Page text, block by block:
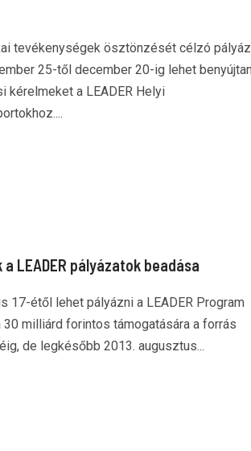
tevékenységek ösztönzését célzó
25-től december 20-ig lehet
kérelmeket a LEADER Helyi
a LEADER pályázatok beadása
17-étől lehet pályázni a LEADER Program
milliárd forintos támogatására a forrás
de legkésőbb 2013. augusztus...